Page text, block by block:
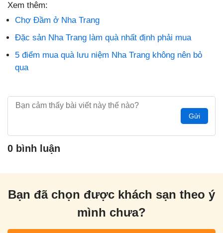
Xem thêm:
Chợ Đầm ở Nha Trang
Đặc sản Nha Trang làm quà nhất định phải mua
5 điểm mua quà lưu niệm Nha Trang không nên bỏ
qua
Gửi
0 bình luận
Bạn đã chọn được khách sạn theo ý
mình chưa?